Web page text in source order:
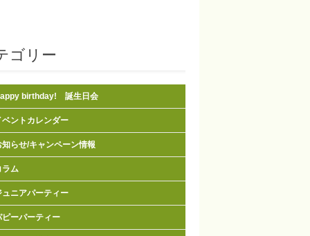
ゴリー
birthday! 誕生日会
ベントカレンダー
知らせ/キャンペーン情報
ラム
ュニアパーティー
ピーパーティー